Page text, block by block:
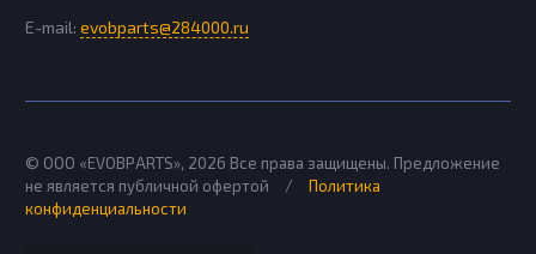
E-mail: evobparts@284000.ru
© ООО «EVOBPARTS», 2026 Все права защищены. Предложение
не является публичной офертой
/
Политика
конфиденциальности